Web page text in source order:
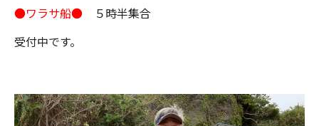
●ワラサ船●
５時半集合
受付中です。